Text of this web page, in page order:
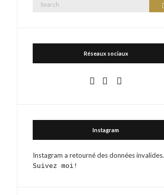
Réseaux sociaux
Instagram
Instagram a retourné des données invalides.
Suivez moi!